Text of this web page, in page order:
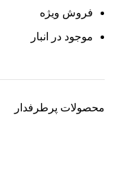
فروش ویژه
موجود در انبار
محصولات پرطرفدار